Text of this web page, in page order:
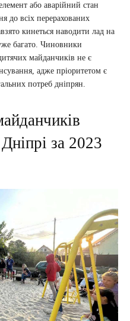
або аварійний стан
до всіх перерахованих
кинеться наводити лад на
багато. Чиновники
майданчиків не є
адже пріоритетом є
потреб дніпрян.
за 2023